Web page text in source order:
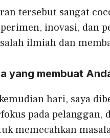
tersebut sangat
inovasi, dan
ilmiah dan
yang membuat
hari, saya
pada pelanggan,
memecahkan